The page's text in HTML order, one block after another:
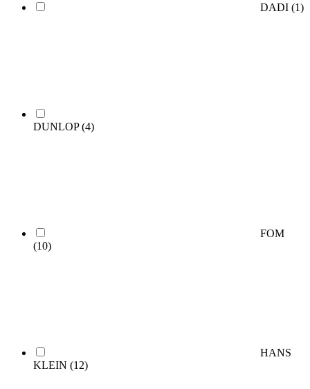
DADI (1)
DUNLOP(4)
FOM
(10)
HANS
KLEIN (12)